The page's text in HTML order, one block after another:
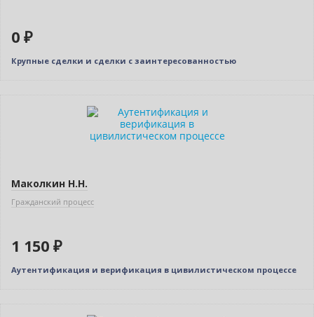
0 ₽
Крупные сделки и сделки с заинтересованностью
Маколкин Н.Н.
Гражданский процесс
1 150 ₽
Аутентификация и верификация в цивилистическом процессе